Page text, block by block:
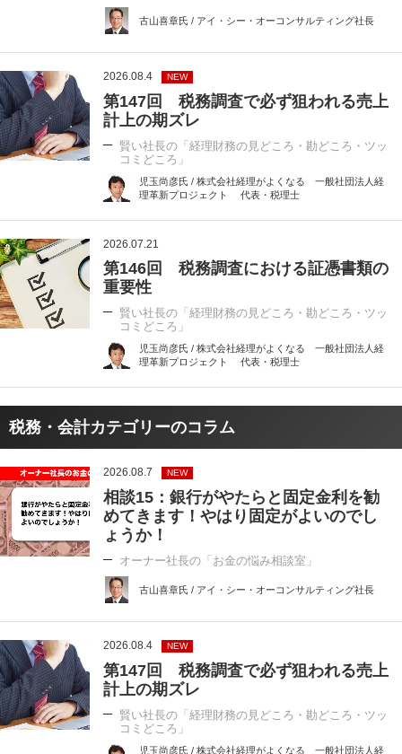
古山喜章氏 / アイ・シー・オーコンサルティング社長
2026.08.4 NEW
第147回 税務調査で必ず狙われる売上
計上の期ズレ
賢い社長の「経理財務の見どころ・勘どころ・ツッ
コミどころ」
児玉尚彦氏 / 株式会社経理がよくなる 一般社団法人経
理革新プロジェクト 代表・税理士
2026.07.21
第146回 税務調査における証憑書類の
重要性
賢い社長の「経理財務の見どころ・勘どころ・ツッ
コミどころ」
児玉尚彦氏 / 株式会社経理がよくなる 一般社団法人経
理革新プロジェクト 代表・税理士
税務・会計カテゴリーのコラム
2026.08.7 NEW
相談15：銀行がやたらと固定金利を勧
めてきます！やはり固定がよいのでし
ょうか！
オーナー社長の「お金の悩み相談室」
古山喜章氏 / アイ・シー・オーコンサルティング社長
2026.08.4 NEW
第147回 税務調査で必ず狙われる売上
計上の期ズレ
賢い社長の「経理財務の見どころ・勘どころ・ツッ
コミどころ」
児玉尚彦氏 / 株式会社経理がよくなる 一般社団法人経